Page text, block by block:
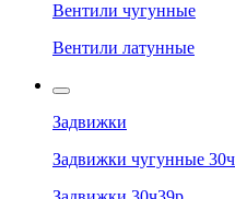
Вентили чугунные
Вентили латунные
Задвижки
Задвижки чугунные